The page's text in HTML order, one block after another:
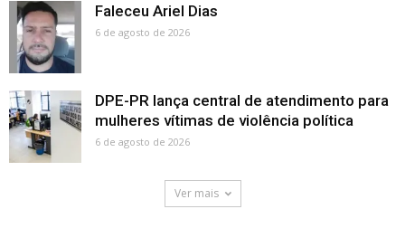
Faleceu Ariel Dias
6 de agosto de 2026
DPE-PR lança central de atendimento para
mulheres vítimas de violência política
6 de agosto de 2026
Ver mais